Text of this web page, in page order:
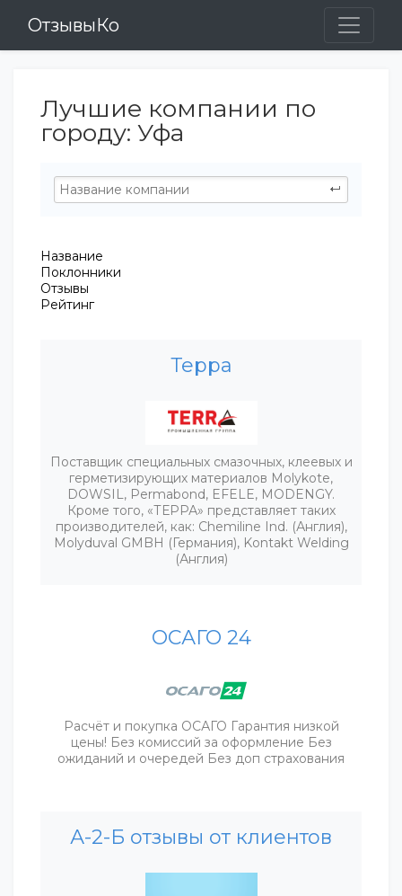
ОтзывыКо
Лучшие компании по
городу: Уфа
Название
Поклонники
Отзывы
Рейтинг
Терра
Поставщик специальных смазочных, клеевых и
герметизирующих материалов Molykote,
DOWSIL, Permabond, EFELE, MODENGY.
Кроме того, «ТЕРРА» представляет таких
производителей, как: Chemiline Ind. (Англия),
Molyduval GMBH (Германия), Kontakt Welding
(Англия)
ОСАГО 24
Расчёт и покупка ОСАГО Гарантия низкой
цены! Без комиссий за оформление Без
ожиданий и очередей Без доп страхования
А-2-Б отзывы от клиентов